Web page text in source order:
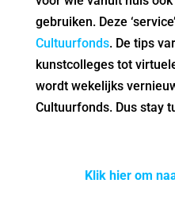
gebruiken. Deze
Cultuurfonds. De tips
kunstcolleges tot
wordt wekelijks
Cultuurfonds. Dus stay
Klik hier om